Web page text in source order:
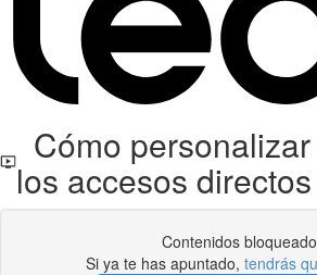
Cómo
los accesos directos
Contenidos
Si ya te has apuntado, tendrás